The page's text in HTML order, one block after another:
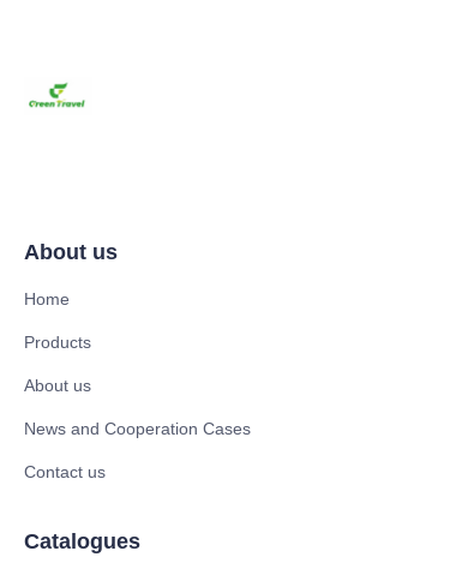
About us
Home
Products
About us
News and Cooperation Cases
Contact us
Catalogues